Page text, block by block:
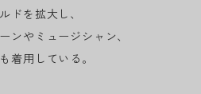
ドを拡大し、
ンやミュージシャン、
着用している。